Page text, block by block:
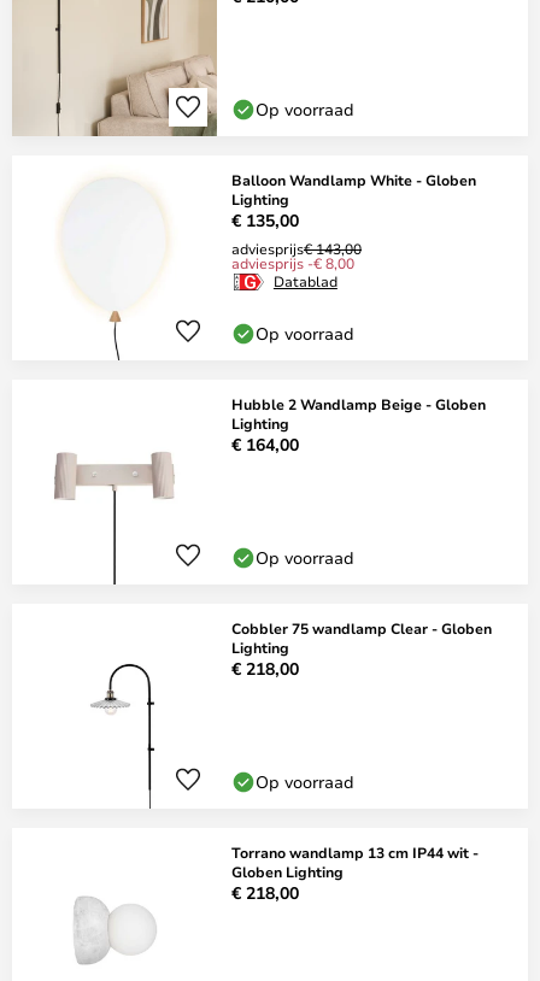
Op voorraad
Balloon Wandlamp White - Globen
Lighting
€ 135,00
adviesprijs€ 143,00
adviesprijs -€ 8,00
Datablad
Op voorraad
Hubble 2 Wandlamp Beige - Globen
Lighting
€ 164,00
Op voorraad
Cobbler 75 wandlamp Clear - Globen
Lighting
€ 218,00
Op voorraad
Torrano wandlamp 13 cm IP44 wit -
Globen Lighting
€ 218,00